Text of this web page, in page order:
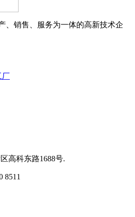
、销售、服务为一体的高新技术企
厂
高科东路1688号.
8511